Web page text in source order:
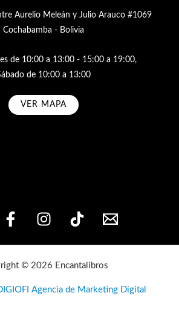
Aurelio Meleán y Julio Arauco #1069
Cochabamba - Bolivia
de 10:00 a 13:00 - 15:00 a 19:00,
de 10:00 a 13:00
VER MAPA
© 2026 Encantalibros
Agencia de Marketing Digital